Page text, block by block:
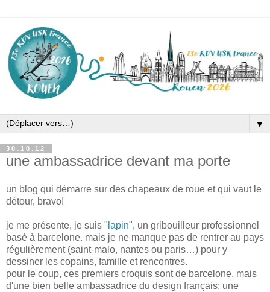
▼
30.10.12
une ambassadrice devant ma porte
un blog qui démarre sur des chapeaux de roue et qui vaut le
détour, bravo!
je me présente, je suis " lapin", un gribouilleur professionnel
basé à barcelone. mais je ne manque pas de rentrer au pays
régulièrement (saint-malo, nantes ou paris…) pour y
dessiner les copains, famille et rencontres.
pour le coup, ces premiers croquis sont de barcelone, mais
d'une bien belle ambassadrice du design français: une